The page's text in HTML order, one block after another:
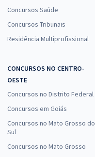
Concursos Saúde
Concursos Tribunais
Residência Multiprofissional
CONCURSOS NO CENTRO-
OESTE
Concursos no Distrito Federal
Concursos em Goiás
Concursos no Mato Grosso do
Sul
Concursos no Mato Grosso